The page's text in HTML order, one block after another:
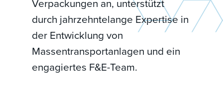
Verpackungen an, unterstützt
durch jahrzehntelange Expertise in
der Entwicklung von
Massentransportanlagen und ein
engagiertes F&E-Team.